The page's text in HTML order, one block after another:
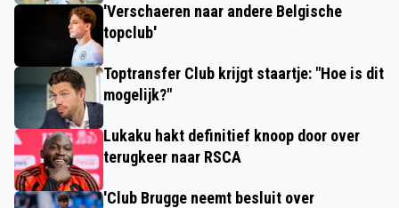
'Verschaeren naar andere Belgische
topclub'
Toptransfer Club krijgt staartje: "Hoe is dit
mogelijk?"
Lukaku hakt definitief knoop door over
terugkeer naar RSCA
'Club Brugge neemt besluit over